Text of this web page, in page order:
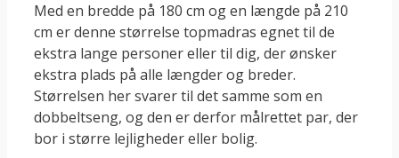
Med en bredde på 180 cm og en længde på 210
cm er denne størrelse topmadras egnet til de
ekstra lange personer eller til dig, der ønsker
ekstra plads på alle længder og breder.
Størrelsen her svarer til det samme som en
dobbeltseng, og den er derfor målrettet par, der
bor i større lejligheder eller bolig.